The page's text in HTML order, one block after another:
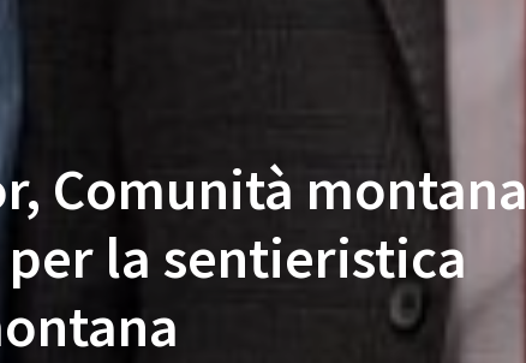
Comunità montana
la sentieristica